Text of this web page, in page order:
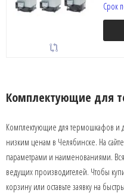
Срок
Комплектующие для
Комплектующие для термошкафов и
низким ценам в Челябинске. На
параметрами и наименованиями.
ведущих производителей. Чтобы
корзину или оставьте заявку на